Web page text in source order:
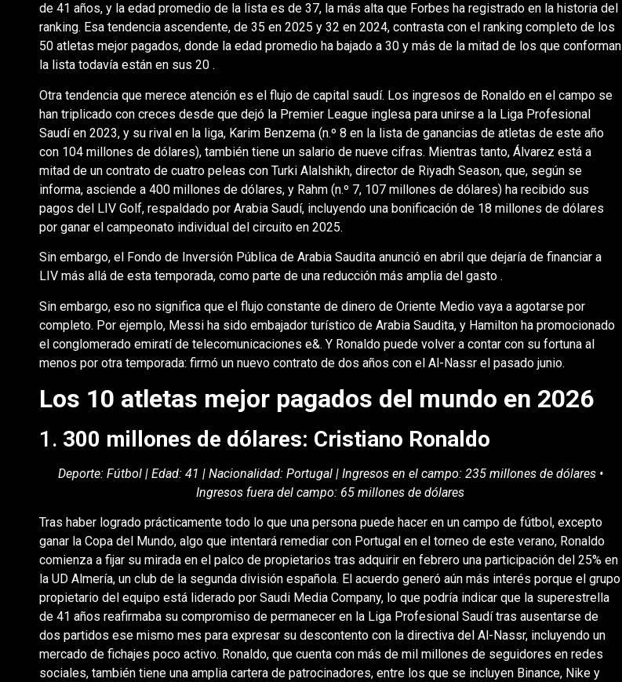
de 41 años, y la edad promedio de la lista es de 37, la más alta que Forbes ha registrado en la historia del
ranking. Esa tendencia ascendente, de 35 en 2025 y 32 en 2024, contrasta con el ranking completo de los
50 atletas mejor pagados, donde la edad promedio ha bajado a 30 y más de la mitad de los que conforman
la lista todavía están en sus 20 .
Otra tendencia que merece atención es el flujo de capital saudí. Los ingresos de Ronaldo en el campo se
han triplicado con creces desde que dejó la Premier League inglesa para unirse a la Liga Profesional
Saudí en 2023, y su rival en la liga, Karim Benzema (n.º 8 en la lista de ganancias de atletas de este año
con 104 millones de dólares), también tiene un salario de nueve cifras. Mientras tanto, Álvarez está a
mitad de un contrato de cuatro peleas con Turki Alalshikh, director de Riyadh Season, que, según se
informa, asciende a 400 millones de dólares, y Rahm (n.º 7, 107 millones de dólares) ha recibido sus
pagos del LIV Golf, respaldado por Arabia Saudí, incluyendo una bonificación de 18 millones de dólares
por ganar el campeonato individual del circuito en 2025.
Sin embargo, el Fondo de Inversión Pública de Arabia Saudita anunció en abril que dejaría de financiar a
LIV más allá de esta temporada, como parte de una reducción más amplia del gasto .
Sin embargo, eso no significa que el flujo constante de dinero de Oriente Medio vaya a agotarse por
completo. Por ejemplo, Messi ha sido embajador turístico de Arabia Saudita, y Hamilton ha promocionado
el conglomerado emiratí de telecomunicaciones e&. Y Ronaldo puede volver a contar con su fortuna al
menos por otra temporada: firmó un nuevo contrato de dos años con el Al-Nassr el pasado junio.
Los 10 atletas mejor pagados del mundo en 2026
1. 300 millones de dólares: Cristiano Ronaldo
Deporte: Fútbol | Edad: 41 | Nacionalidad: Portugal | Ingresos en el campo: 235 millones de dólares •
Ingresos fuera del campo: 65 millones de dólares
Tras haber logrado prácticamente todo lo que una persona puede hacer en un campo de fútbol, excepto
ganar la Copa del Mundo, algo que intentará remediar con Portugal en el torneo de este verano, Ronaldo
comienza a fijar su mirada en el palco de propietarios tras adquirir en febrero una participación del 25% en
la UD Almería, un club de la segunda división española. El acuerdo generó aún más interés porque el grupo
propietario del equipo está liderado por Saudi Media Company, lo que podría indicar que la superestrella
de 41 años reafirmaba su compromiso de permanecer en la Liga Profesional Saudí tras ausentarse de
dos partidos ese mismo mes para expresar su descontento con la directiva del Al-Nassr, incluyendo un
mercado de fichajes poco activo. Ronaldo, que cuenta con más de mil millones de seguidores en redes
sociales, también tiene una amplia cartera de patrocinadores, entre los que se incluyen Binance, Nike y